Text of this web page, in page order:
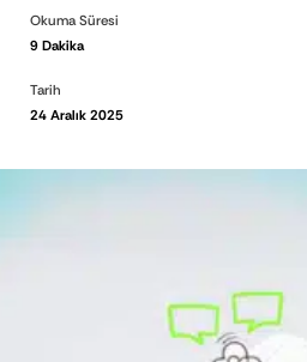
Okuma Süresi
9 Dakika
Tarih
24 Aralık 2025